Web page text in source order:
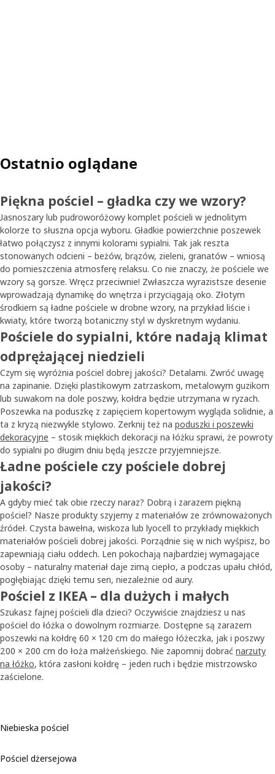
Ostatnio oglądane
Piękna pościel – gładka czy we wzory?
Jasnoszary lub pudroworóżowy komplet pościeli w jednolitym
kolorze to słuszna opcja wyboru. Gładkie powierzchnie poszewek
łatwo połączysz z innymi kolorami sypialni. Tak jak reszta
stonowanych odcieni – beżów, brązów, zieleni, granatów – wniosą
do pomieszczenia atmosferę relaksu. Co nie znaczy, że pościele we
wzory są gorsze. Wręcz przeciwnie! Zwłaszcza wyrazistsze desenie
wprowadzają dynamikę do wnętrza i przyciągają oko. Złotym
środkiem są ładne pościele w drobne wzory, na przykład liście i
kwiaty, które tworzą botaniczny styl w dyskretnym wydaniu.
Pościele do sypialni, które nadają klimat
odprężającej niedzieli
Czym się wyróżnia pościel dobrej jakości? Detalami. Zwróć uwagę
na zapinanie. Dzięki plastikowym zatrzaskom, metalowym guzikom
lub suwakom na dole poszwy, kołdra będzie utrzymana w ryzach.
Poszewka na poduszkę z zapięciem kopertowym wygląda solidnie, a
ta z kryzą niezwykle stylowo. Zerknij też na poduszki i poszewki
dekoracyjne – stosik miękkich dekoracji na łóżku sprawi, że powroty
do sypialni po długim dniu będą jeszcze przyjemniejsze.
Ładne pościele czy pościele dobrej
jakości?
A gdyby mieć tak obie rzeczy naraz? Dobrą i zarazem piękną
pościel? Nasze produkty szyjemy z materiałów ze zrównoważonych
źródeł. Czysta bawełna, wiskoza lub lyocell to przykłady miękkich
materiałów pościeli dobrej jakości. Porządnie się w nich wyśpisz, bo
zapewniają ciału oddech. Len pokochają najbardziej wymagające
osoby – naturalny materiał daje zimą ciepło, a podczas upału chłód,
pogłębiając dzięki temu sen, niezależnie od aury.
Pościel z IKEA – dla dużych i małych
Szukasz fajnej pościeli dla dzieci? Oczywiście znajdziesz u nas
pościel do łóżka o dowolnym rozmiarze. Dostępne są zarazem
poszewki na kołdrę 60 × 120 cm do małego łóżeczka, jak i poszwy
200 × 200 cm do łoża małżeńskiego. Nie zapomnij dobrać narzuty
na łóżko, która zasłoni kołdrę – jeden ruch i będzie mistrzowsko
zaścielone.
Niebieska pościel
Pościel dżersejowa